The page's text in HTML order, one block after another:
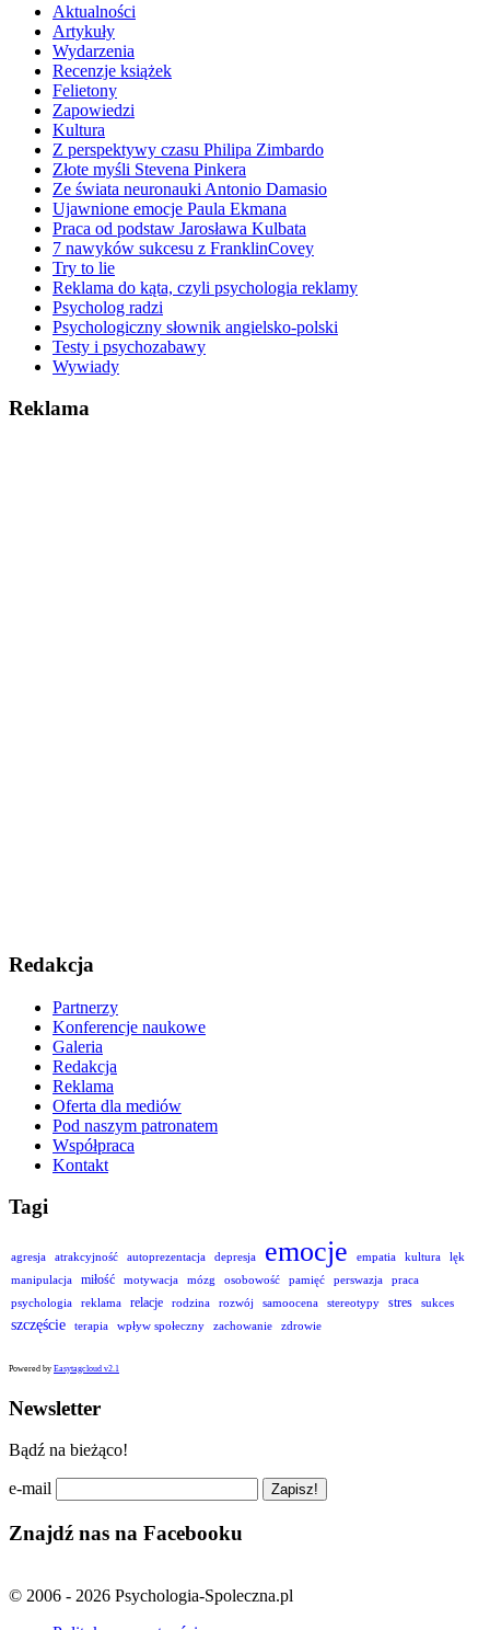
Aktualności
Artykuły
Wydarzenia
Recenzje książek
Felietony
Zapowiedzi
Kultura
Z perspektywy czasu Philipa Zimbardo
Złote myśli Stevena Pinkera
Ze świata neuronauki Antonio Damasio
Ujawnione emocje Paula Ekmana
Praca od podstaw Jarosława Kulbata
7 nawyków sukcesu z FranklinCovey
Try to lie
Reklama do kąta, czyli psychologia reklamy
Psycholog radzi
Psychologiczny słownik angielsko-polski
Testy i psychozabawy
Wywiady
Reklama
Redakcja
Partnerzy
Konferencje naukowe
Galeria
Redakcja
Reklama
Oferta dla mediów
Pod naszym patronatem
Współpraca
Kontakt
Tagi
agresja atrakcyjność autoprezentacja depresja emocje empatia kultura
lęk
manipulacja
miłość motywacja mózg osobowość pamięć perswazja
praca
psychologia
reklama relacje rodzina rozwój samoocena stereotypy stres sukces
szczęście terapia wpływ społeczny zachowanie zdrowie
Powered by Easytagcloud v2.1
Newsletter
Bądź na bieżąco!
e-mail
Znajdź nas na Facebooku
© 2006 - 2026 Psychologia-Spoleczna.pl